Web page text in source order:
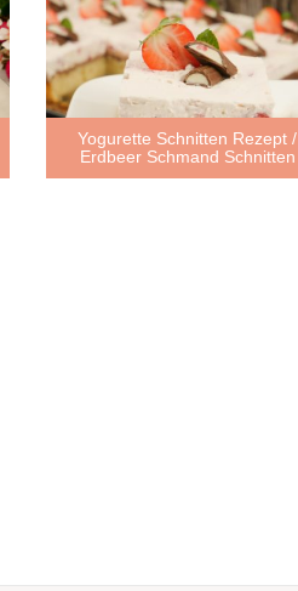
Yogurette Schnitten Rezept /
Erdbeer Schmand Schnitten